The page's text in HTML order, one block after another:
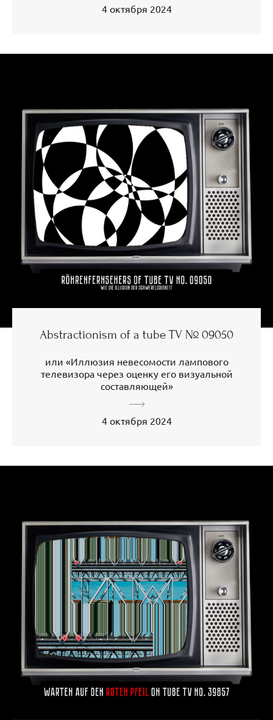
4 октября 2024
Abstractionism of a tube TV № 09050
или «Иллюзия невесомости лампового
телевизора через оценку его визуальной
составляющей»
4 октября 2024